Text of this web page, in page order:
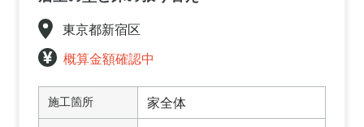
東京都新宿区
概算金額確認中
施工箇所 家全体